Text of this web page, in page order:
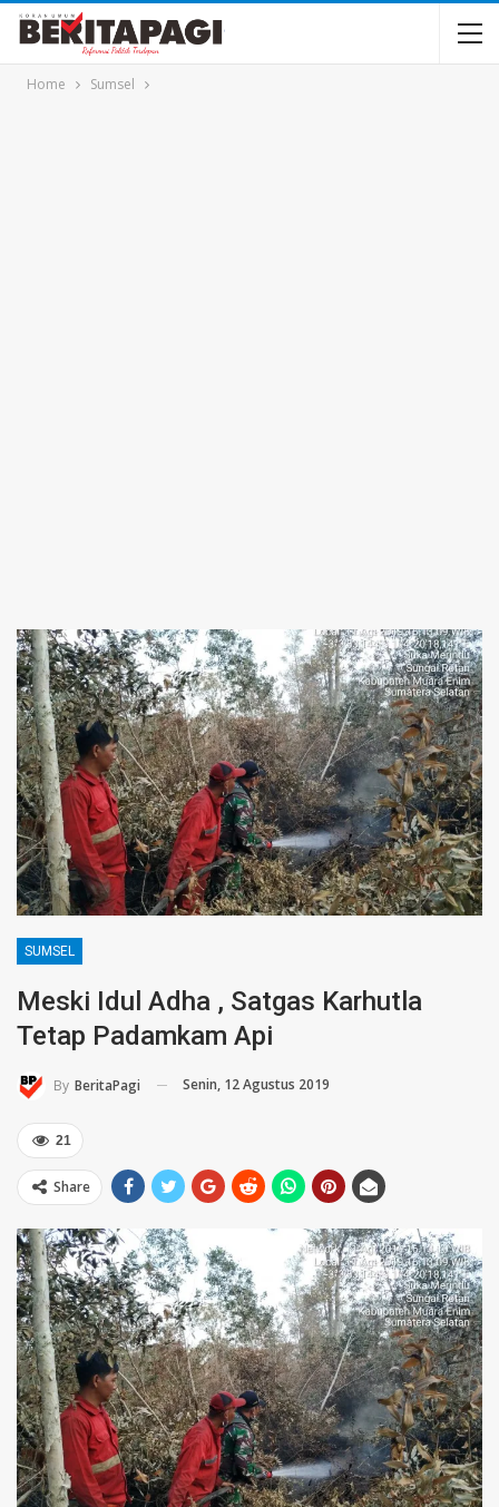
Home Sumsel
SUMSEL
Meski Idul Adha , Satgas Karhutla
Tetap Padamkam Api
By BeritaPagi Senin, 12 Agustus 2019
21
Share